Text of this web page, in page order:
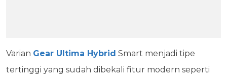
Varian Gear Ultima Hybrid Smart menjadi tipe
tertinggi yang sudah dibekali fitur modern seperti